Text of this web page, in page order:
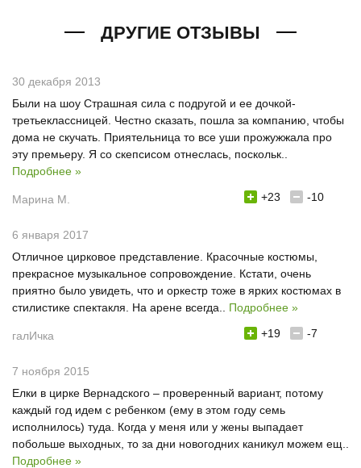
ДРУГИЕ ОТЗЫВЫ
30 декабря 2013
Были на шоу Страшная сила с подругой и ее дочкой-
третьеклассницей. Честно сказать, пошла за компанию, чтобы
дома не скучать. Приятельница то все уши прожужжала про
эту премьеру. Я со скепсисом отнеслась, поскольк..
Подробнее »
+23
-10
Марина М.
6 января 2017
Отличное цирковое представление. Красочные костюмы,
прекрасное музыкальное сопровождение. Кстати, очень
приятно было увидеть, что и оркестр тоже в ярких костюмах в
стилистике спектакля. На арене всегда.. Подробнее »
+19
-7
галИчка
7 ноября 2015
Елки в цирке Вернадского – проверенный вариант, потому
каждый год идем с ребенком (ему в этом году семь
исполнилось) туда. Когда у меня или у жены выпадает
побольше выходных, то за дни новогодних каникул можем ещ..
Подробнее »